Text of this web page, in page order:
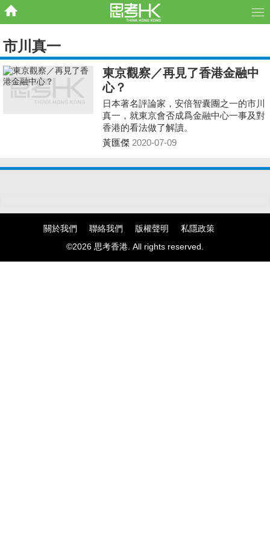
市川真一
東京觀察／再見了香港金融中
心？
日本著名評論家，安倍智囊團之一的市川
真一，就東京會否成爲金融中心一事及對
香港的看法做了解讀。
黃匯傑 2020-07-09
關於我們 聯絡我們 版權聲明
私隱政策
©2026 思考香港. All rights reserved.